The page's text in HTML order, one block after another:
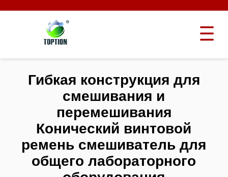
Гибкая конструкция для
смешивания и
перемешивания
Конический винтовой
ремень смешиватель для
общего лабораторного